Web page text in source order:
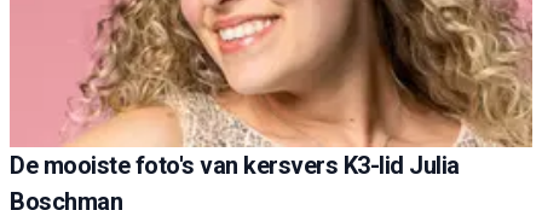
De mooiste foto's van kersvers K3-lid Julia
Boschman